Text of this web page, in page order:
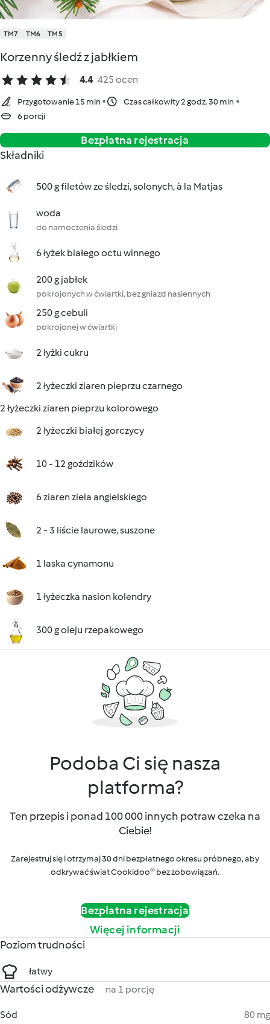
TM7 TM6 TM5
Korzenny śledź z jabłkiem
4.4 425 ocen
Przygotowanie 15 min
Czas całkowity 2 godz. 30 min
6 porcji
Bezpłatna rejestracja
Składniki
500 g filetów ze śledzi, solonych, à la Matjas
woda
do namoczenia śledzi
6 łyżek białego octu winnego
200 g jabłek
pokrojonych w ćwiartki, bez gniazd nasiennych
250 g cebuli
pokrojonej w ćwiartki
2 łyżki cukru
2 łyżeczki ziaren pieprzu czarnego
2 łyżeczki ziaren pieprzu kolorowego
2 łyżeczki białej gorczycy
10 - 12 goździków
6 ziaren ziela angielskiego
2 - 3 liście laurowe, suszone
1 laska cynamonu
1 łyżeczka nasion kolendry
300 g oleju rzepakowego
Podoba Ci się nasza
platforma?
Ten przepis i ponad 100 000 innych potraw czeka na
Ciebie!
Zarejestruj się i otrzymaj 30 dni bezpłatnego okresu próbnego, aby
odkrywać świat Cookidoo® bez zobowiązań.
Bezpłatna rejestracja
Więcej informacji
Poziom trudności
łatwy
Wartości odżywcze na 1 porcję
Sód
80 mg